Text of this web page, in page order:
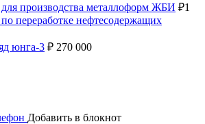
производства металлоформ ЖБИ ₽1
переработке нефтесодержащих
юнга-3 ₽ 270 000
Добавить в блокнот